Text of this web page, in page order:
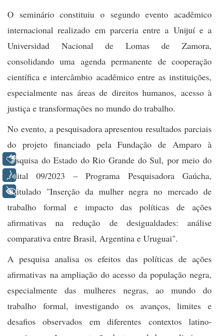
O seminário constituiu o segundo evento acadêmico
internacional realizado em parceria entre a Unijuí e a
Universidad Nacional de Lomas de Zamora,
consolidando uma agenda permanente de cooperação
científica e intercâmbio acadêmico entre as instituições,
especialmente nas áreas de direitos humanos, acesso à
justiça e transformações no mundo do trabalho.
No evento, a pesquisadora apresentou resultados parciais
do projeto financiado pela Fundação de Amparo à
Pesquisa do Estado do Rio Grande do Sul, por meio do
Edital 09/2023 – Programa Pesquisadora Gaúcha,
intitulado "Inserção da mulher negra no mercado de
trabalho formal e impacto das políticas de ações
afirmativas na redução de desigualdades: análise
comparativa entre Brasil, Argentina e Uruguai".
A pesquisa analisa os efeitos das políticas de ações
afirmativas na ampliação do acesso da população negra,
especialmente das mulheres negras, ao mundo do
trabalho formal, investigando os avanços, limites e
desafios observados em diferentes contextos latino-
Libras
Voz
+ Acessibilidade